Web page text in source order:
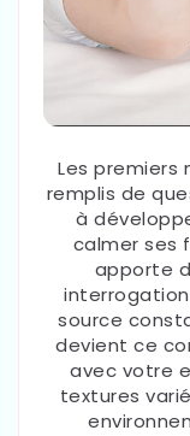
Les premiers
remplis de
à
calmer ses
apporte
source
devient ce
avec votre
textures